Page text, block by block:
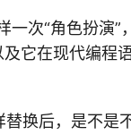
一次“角色扮演”
它在现代编程
换后，是不是